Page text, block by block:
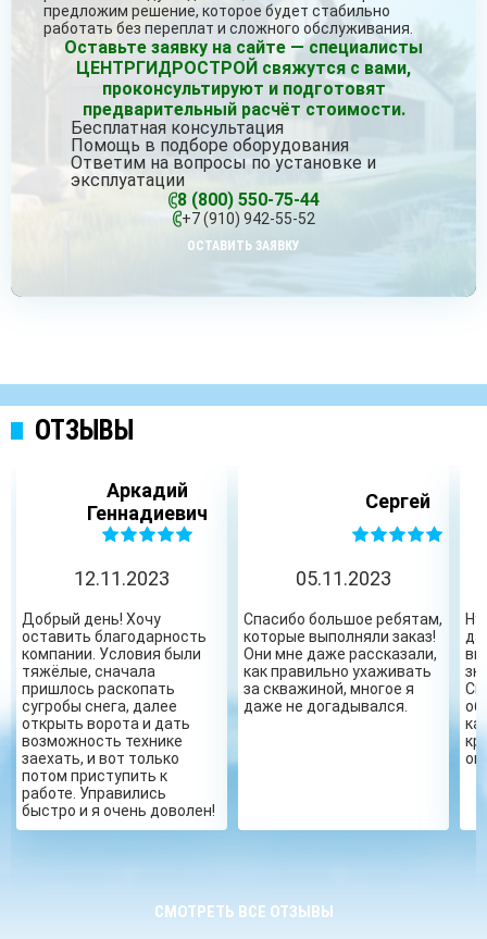
предложим решение, которое будет стабильно
работать без переплат и сложного обслуживания.
Оставьте заявку на сайте — специалисты
ЦЕНТРГИДРОСТРОЙ свяжутся с вами,
проконсультируют и подготовят
предварительный расчёт стоимости.
Бесплатная консультация
Помощь в подборе оборудования
Ответим на вопросы по установке и
эксплуатации
8 (800) 550-75-44
+7 (910) 942-55-52
ОСТАВИТЬ ЗАЯВКУ
ОТЗЫВЫ
Аркадий
Геннадиевич
12.11.2023
Добрый день! Хочу
оставить благодарность
компании. Условия были
тяжёлые, сначала
пришлось раскопать
сугробы снега, далее
открыть ворота и дать
возможность технике
заехать, и вот только
потом приступить к
работе. Управились
быстро и я очень доволен!
Сергей
05.11.2023
Спасибо большое ребятам,
которые выполняли заказ!
Они мне даже рассказали,
как правильно ухаживать
за скважиной, многое я
даже не догадывался.
СМОТРЕТЬ ВСЕ ОТЗЫВЫ